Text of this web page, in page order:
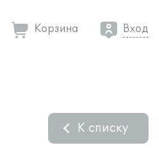
Корзина Вход
К списку